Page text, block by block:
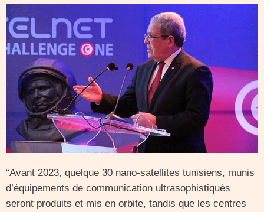
“Avant 2023, quelque 30 nano-satellites tunisiens, munis
d’équipements de communication ultrasophistiqués
seront produits et mis en orbite, tandis que les centres